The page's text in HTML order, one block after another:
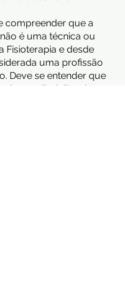
compreender que a
é uma técnica ou
Fisioterapia e desde
uma profissão
Deve se entender que
é uma disciplina de